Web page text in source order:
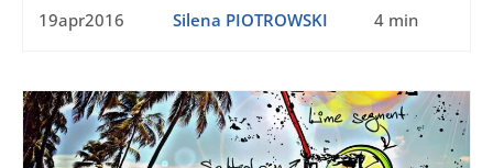
19apr2016 Silena PIOTROWSKI 4 min